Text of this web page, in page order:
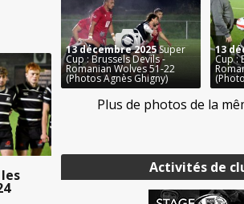
Activités de
13 décembre 2025Super
Cup : Brussels Devils -
Romanian Wolves 51-22
(Photos Agnès Ghigny)
13
Cup :
Plus de photos de la